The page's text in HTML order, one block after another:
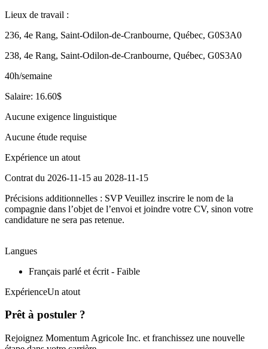
Lieux de travail :
236, 4e Rang, Saint-Odilon-de-Cranbourne, Québec, G0S3A0
238, 4e Rang, Saint-Odilon-de-Cranbourne, Québec, G0S3A0
40h/semaine
Salaire: 16.60$
Aucune exigence linguistique
Aucune étude requise
Expérience un atout
Contrat du 2026-11-15 au 2028-11-15
Précisions additionnelles : SVP Veuillez inscrire le nom de la
compagnie dans l’objet de l’envoi et joindre votre CV, sinon votre
candidature ne sera pas retenue.
Langues
Français parlé et écrit - Faible
ExpérienceUn atout
Prêt à postuler ?
Rejoignez Momentum Agricole Inc. et franchissez une nouvelle